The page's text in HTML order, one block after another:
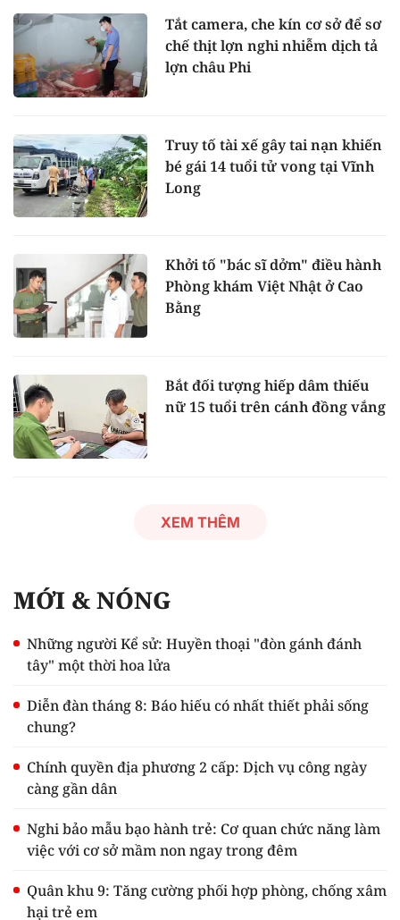
Tắt camera, che kín cơ sở để sơ
chế thịt lợn nghi nhiễm dịch tả
lợn châu Phi
Truy tố tài xế gây tai nạn khiến
bé gái 14 tuổi tử vong tại Vĩnh
Long
Khởi tố "bác sĩ dởm" điều hành
Phòng khám Việt Nhật ở Cao
Bằng
Bắt đối tượng hiếp dâm thiếu
nữ 15 tuổi trên cánh đồng vắng
XEM THÊM
MỚI & NÓNG
Những người Kể sử: Huyền thoại "đòn gánh đánh
tây" một thời hoa lửa
Diễn đàn tháng 8: Báo hiếu có nhất thiết phải sống
chung?
Chính quyền địa phương 2 cấp: Dịch vụ công ngày
càng gần dân
Nghi bảo mẫu bạo hành trẻ: Cơ quan chức năng làm
việc với cơ sở mầm non ngay trong đêm
Quân khu 9: Tăng cường phối hợp phòng, chống xâm
hại trẻ em